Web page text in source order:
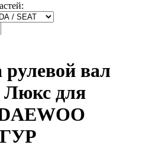
рулевой вал
Люкс для